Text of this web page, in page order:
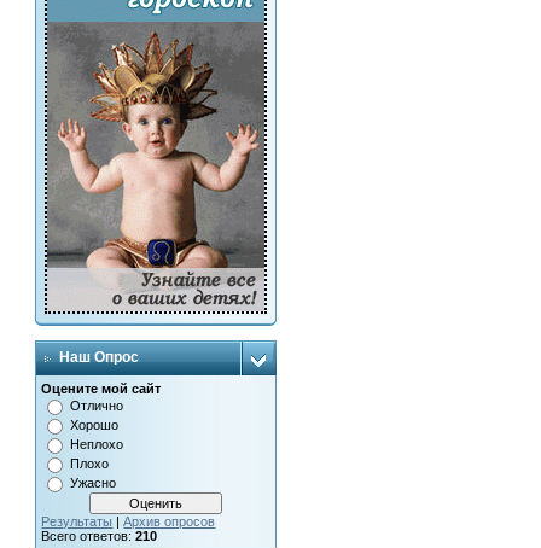
Наш Опрос
Оцените мой сайт
Отлично
Хорошо
Неплохо
Плохо
Ужасно
Результаты |Архив опросов
Всего ответов:210